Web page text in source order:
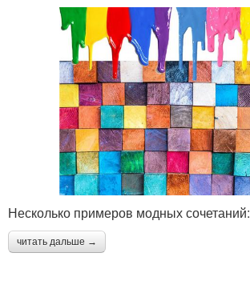
Несколько примеров модных сочетаний:
читать дальше →